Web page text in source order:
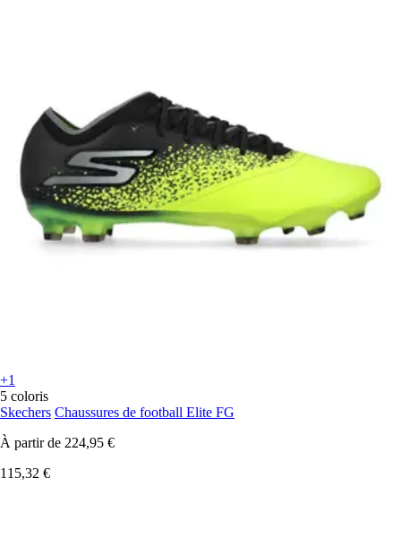
+1
5 coloris
Skechers Chaussures de football Elite FG
À partir de 224,95 €
115,32 €